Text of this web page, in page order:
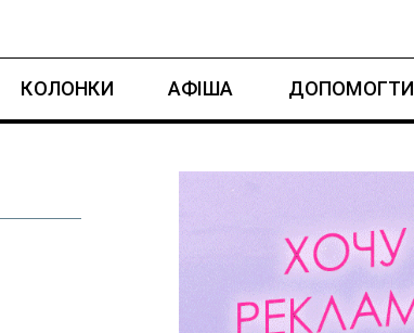
КОЛОНКИ АФІША ДОПОМОГТИ